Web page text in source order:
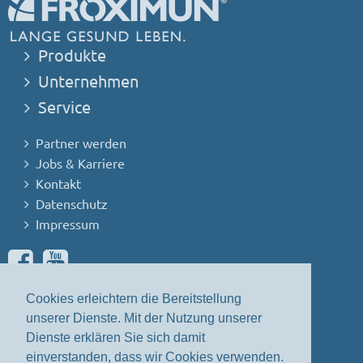
Cookies erleichtern die Bereitstellung
unserer Dienste. Mit der Nutzung unserer
Dienste erklären Sie sich damit
einverstanden, dass wir Cookies verwenden.
Produkte
Unternehmen
Service
Partner werden
Jobs & Karriere
Kontakt
Datenschutz
Impressum
Haben Sie Fragen oder Anregungen?
Servicetelefon: 039401-6320
(Deutschlandweit zum Normaltarif)